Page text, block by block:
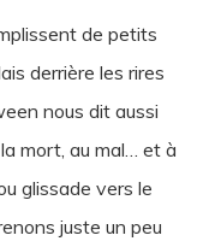
de petits
derrière les rires
nous dit aussi
mort, au mal… et à
glissade vers le
juste un peu